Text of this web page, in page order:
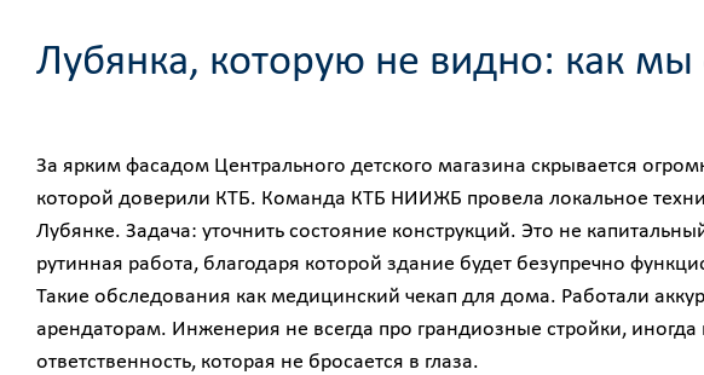
Лубянка, которую не видно: как
За ярким фасадом Центрального детского магазина скрывается
которой доверили КТБ. Команда КТБ НИИЖБ провела локальное
Лубянке. Задача: уточнить состояние конструкций. Это не
рутинная работа, благодаря которой здание будет безупречно
Такие обследования как медицинский чекап для дома. Работали
арендаторам. Инженерия не всегда про грандиозные стройки,
ответственность, которая не бросается в глаза.